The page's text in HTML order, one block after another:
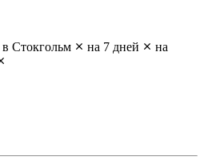
в Стокгольм на 7 дней
на